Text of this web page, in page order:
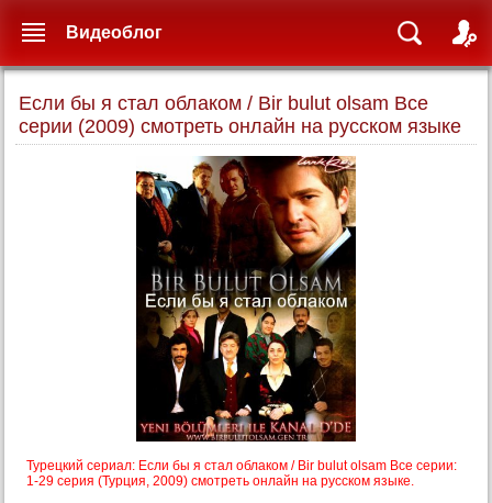
Если бы я стал облаком / Bir bulut olsam Все
серии (2009) смотреть онлайн на русском языке
Турецкий сериал: Если бы я стал облаком / Bir bulut olsam Все серии:
1-29 серия (Турция, 2009) смотреть онлайн на русском языке.
Видеоблог